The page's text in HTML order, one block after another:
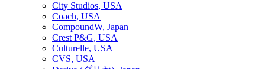
City Studios, USA
Coach, USA
CompoundW, Japan
Crest P&G, USA
Culturelle, USA
CVS, USA